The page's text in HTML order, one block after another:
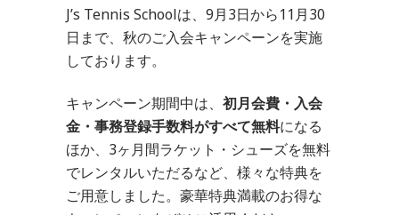
J’s Tennis Schoolは、9月3日から11月30
日まで、秋のご入会キャンペーンを実施
しております。
キャンペーン期間中は、 初月会費・入会
金・事務登録手数料がすべて無料になる
ほか、3ヶ月間ラケット・シューズを無料
でレンタルいただるなど、様々な特典を
ご用意しました。豪華特典満載のお得な